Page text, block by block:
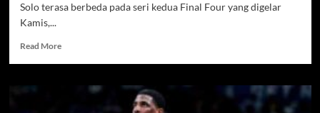
Solo terasa berbeda pada seri kedua Final Four yang digelar
Kamis,...
Read MoreRead